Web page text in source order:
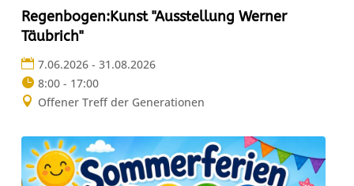
Regenbogen:Kunst "Ausstellung Werner
Täubrich"
7.06.2026 - 31.08.2026
8:00 - 17:00
Offener Treff der Generationen